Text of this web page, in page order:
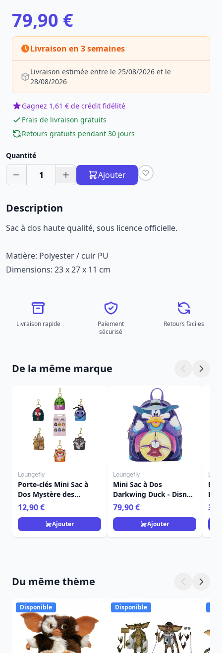
79,90 €
Livraison en 3 semaines
Livraison estimée entre le 25/08/2026 et le
28/08/2026
Gagnez 1,61 € de crédit fidélité
Frais de livraison gratuits
Retours gratuits pendant 30 jours
Quantité
1 Ajouter
Description
Sac à dos haute qualité, sous licence officielle.
Matière: Polyester / cuir PU
Dimensions: 23 x 27 x 11 cm
Livraison rapide
Paiement
sécurisé
Retours faciles
De la même marque
Loungefly
Porte-clés Mini Sac à
Dos Mystère des
Acolytes des Princesses
- Disney Loungefly
12,90 €
Ajouter
Loungefly
Mini Sac à Dos
Darkwing Duck - Disney
Loungefly
79,90 €
Ajouter
Du même thème
Disponible Disponible